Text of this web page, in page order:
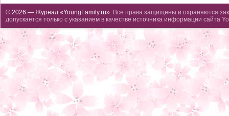
© 2026 — Журнал «YoungFamily.ru». Все права защищены и охраняются
допускается только с указанием в качестве источника информации сайта